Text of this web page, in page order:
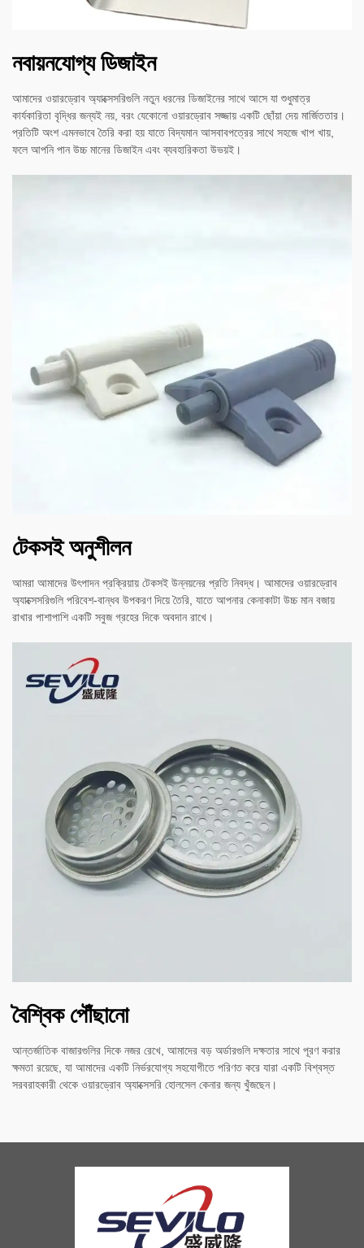
নবায়নযোগ্য ডিজাইন
আমাদের ওয়ারড্রোব অ্যাক্সেসরিগুলি নতুন ধরনের ডিজাইনের সাথে আসে যা শুধুমাত্র
কার্যকারিতা বৃদ্ধির জন্যই নয়, বরং যেকোনো ওয়ারড্রোব সজ্জায় একটি ছোঁয়া দেয় মার্জিততার।
প্রতিটি অংশ এমনভাবে তৈরি করা হয় যাতে বিদ্যমান আসবাবপত্রের সাথে সহজে খাপ খায়,
ফলে আপনি পান উচ্চ মানের ডিজাইন এবং ব্যবহারিকতা উভয়ই।
টেকসই অনুশীলন
আমরা আমাদের উৎপাদন প্রক্রিয়ায় টেকসই উন্নয়নের প্রতি নিবদ্ধ। আমাদের ওয়ারড্রোব
অ্যাক্সেসরিগুলি পরিবেশ-বান্ধব উপকরণ দিয়ে তৈরি, যাতে আপনার কেনাকাটা উচ্চ মান বজায়
রাখার পাশাপাশি একটি সবুজ গ্রহের দিকে অবদান রাখে।
বৈশ্বিক পৌঁছানো
আন্তর্জাতিক বাজারগুলির দিকে নজর রেখে, আমাদের বড় অর্ডারগুলি দক্ষতার সাথে পূরণ করার
ক্ষমতা রয়েছে, যা আমাদের একটি নির্ভরযোগ্য সহযোগীতে পরিণত করে যারা একটি বিশ্বস্ত
সরবরাহকারী থেকে ওয়ারড্রোব অ্যাক্সেসরি হোলসেল কেনার জন্য খুঁজছেন।